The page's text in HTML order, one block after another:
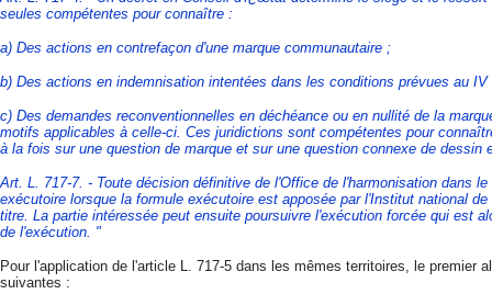
seules compétentes pour connaître :
a) Des actions en contrefaçon d'une marque communautaire ;
b) Des actions en indemnisation intentées dans les conditions prévues au
c) Des demandes reconventionnelles en déchéance ou en nullité de la
motifs applicables à celle-ci. Ces juridictions sont compétentes pour
à la fois sur une question de marque et sur une question connexe de dessin
Art. L. 717-7. - Toute décision définitive de l'Office de l'harmonisation dans
exécutoire lorsque la formule exécutoire est apposée par l'Institut national
titre. La partie intéressée peut ensuite poursuivre l'exécution forcée qui est
de l'exécution. "
Pour l'application de l'article L. 717-5 dans les mêmes territoires, le premier
suivantes :